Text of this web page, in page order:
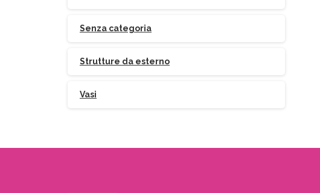
Senza categoria
Strutture da esterno
Vasi